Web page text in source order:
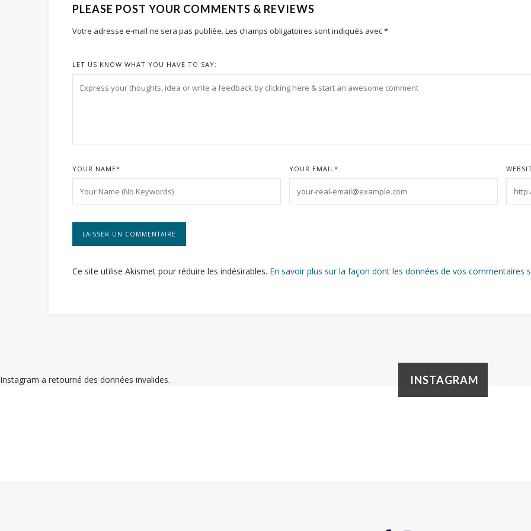
PLEASE POST YOUR COMMENTS & REVIEWS
Votre adresse e-mail ne sera pas publiée. Les champs obligatoires sont indiqués avec*
LET US KNOW WHAT YOU HAVE TO SAY:
YOUR NAME* YOUR EMAIL *
Ce site utilise Akismet pour réduire les indésirables. En savoir plus sur la façon dont les données de vos commentaires
INSTAGRAM
Instagram a retourné des données invalides.